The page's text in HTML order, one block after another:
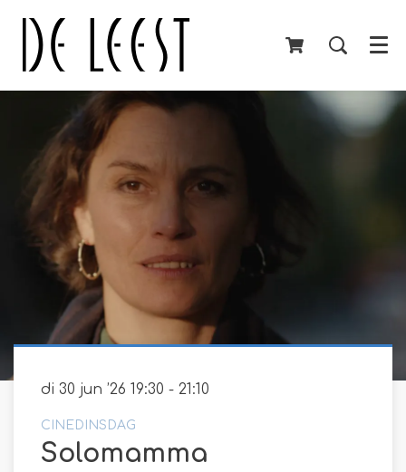
Menu
Solomamma
CINEDINSDAG
di 30 jun ’26 19:30 - 21:10